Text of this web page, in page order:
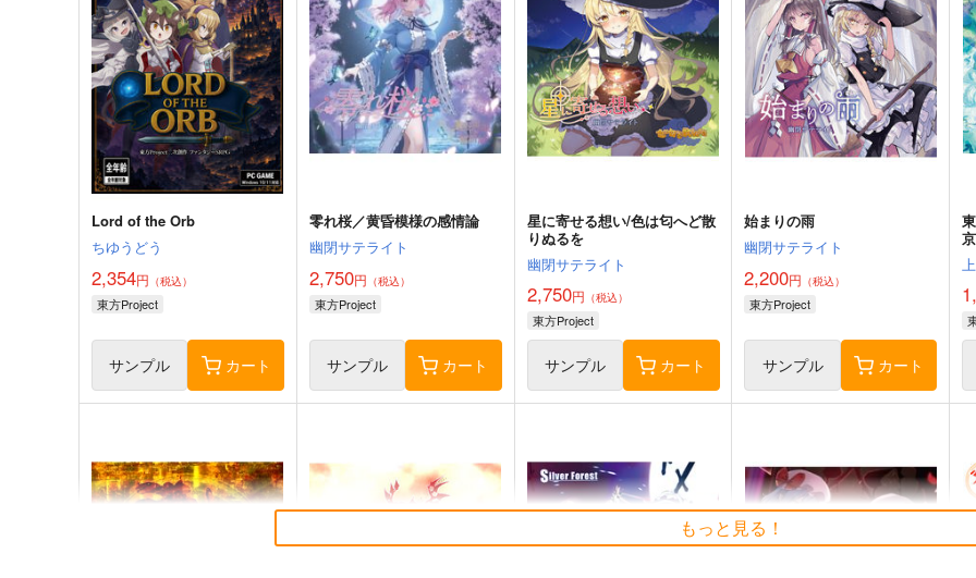
Lord of the Orb
ちゆうどう
2,354円 （税込）
東方Project
サンプル カート
零れ桜／黄昏模様の感情論
幽閉サテライト
2,750円 （税込）
東方Project
サンプル カート
星に寄せる想い/色は匂へど散
りぬるを
幽閉サテライト
2,750円 （税込）
東方Project
サンプル カート
始まりの雨
幽閉サテライト
2,200円 （税込）
東方Project
サンプル カート
もっと見る！